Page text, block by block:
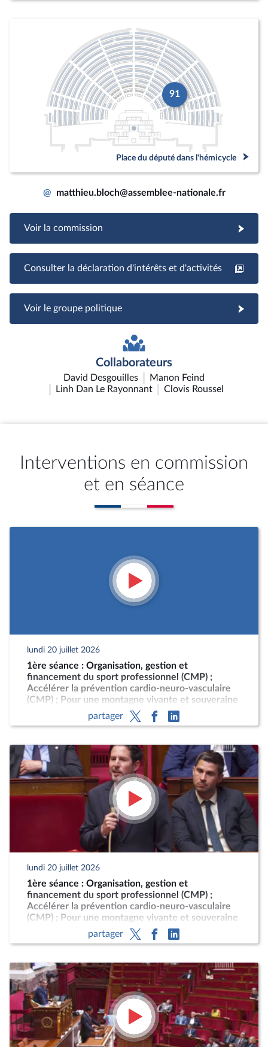
91
Place du député dans l'hémicycle
@ matthieu.bloch@assemblee-nationale.fr
Voir la commission
Consulter la déclaration d'intérêts et d'activités
Voir le groupe politique
Collaborateurs
David Desgouilles
Manon Feind
Linh Dan Le Rayonnant
Clovis Roussel
Interventions en commission
et en séance
lundi 20 juillet 2026
1ère séance : Organisation, gestion et
financement du sport professionnel (CMP) ;
Accélérer la prévention cardio-neuro-vasculaire
(CMP) ; Pour une montagne vivante et souveraine
partager
lundi 20 juillet 2026
1ère séance : Organisation, gestion et
financement du sport professionnel (CMP) ;
Accélérer la prévention cardio-neuro-vasculaire
(CMP) ; Pour une montagne vivante et souveraine
partager